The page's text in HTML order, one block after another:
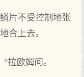
片不‌受控制地张
合上去。
拉欧姆问。